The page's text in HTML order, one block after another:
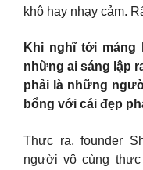
khô hay nhạy cảm.
Khi nghĩ tới mảng
những ai sáng lập
phải là những
bổng với cái đẹp
Thực ra, founder
người vô cùng